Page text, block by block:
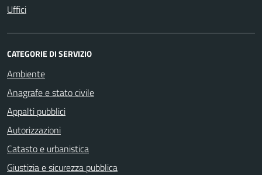
Uffici
CATEGORIE DI SERVIZIO
Ambiente
Anagrafe e stato civile
Appalti pubblici
Autorizzazioni
Catasto e urbanistica
Giustizia e sicurezza pubblica